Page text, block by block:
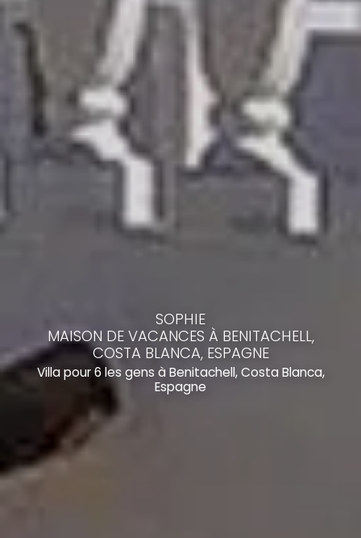
SOPHIE
MAISON DE VACANCES À BENITACHELL,
COSTA BLANCA, ESPAGNE
Villa pour 6 les gens à Benitachell, Costa Blanca,
Espagne